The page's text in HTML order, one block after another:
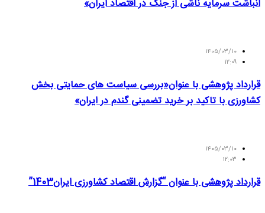
انباشت سرمایه ناشی از جنگ در اقتصاد ایران»
۱۴۰۵/۰۳/۱۰
۱۲:۰۹
قرارداد پژوهشی با عنوان«بررسی سیاست های حمایتی بخش
کشاورزی با تاکید بر خرید تضمینی گندم در ایران»
۱۴۰۵/۰۳/۱۰
۱۲:۰۳
قرارداد پژوهشی با عنوان “گزارش اقتصاد کشاورزی ایران1403”